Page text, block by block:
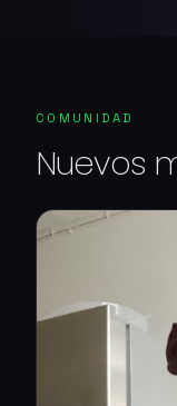
COMUNIDAD
Nuevos